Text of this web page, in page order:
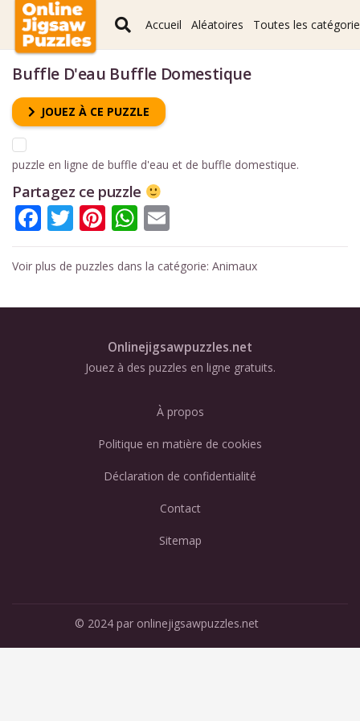
Accueil Aléatoires Toutes les
Buffle D'eau Buffle Domestique
JOUEZ À CE PUZZLE
puzzle en ligne de buffle d'eau et de buffle domestique.
Partagez ce puzzle
Facebook
Twitter
Pinterest
WhatsApp
Voir plus de puzzles dans la catégorie:Animaux
Onlinejigsawpuzzles.net
Jouez à des puzzles en ligne gratuits.
À propos
Politique en matière de cookies
Déclaration de confidentialité
Contact
Sitemap
© 2024 par onlinejigsawpuzzles.net